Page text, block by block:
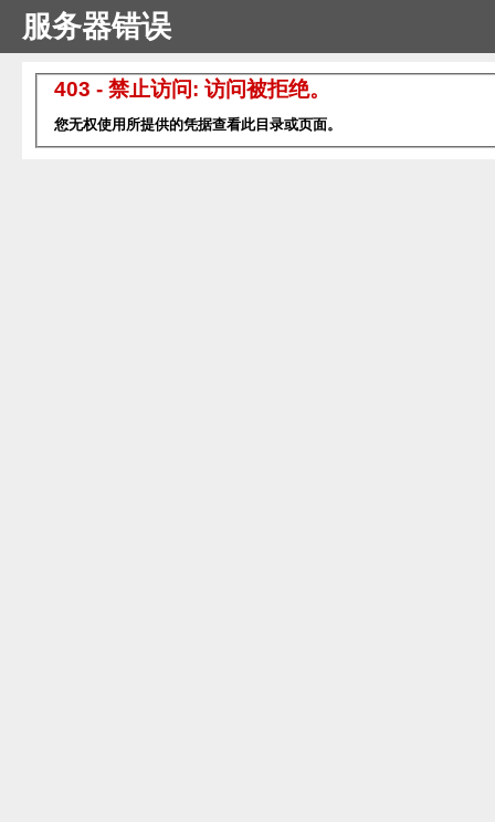
服务器错误
403 - 禁止访问: 访问被拒绝。
您无权使用所提供的凭据查看此目录或页面。